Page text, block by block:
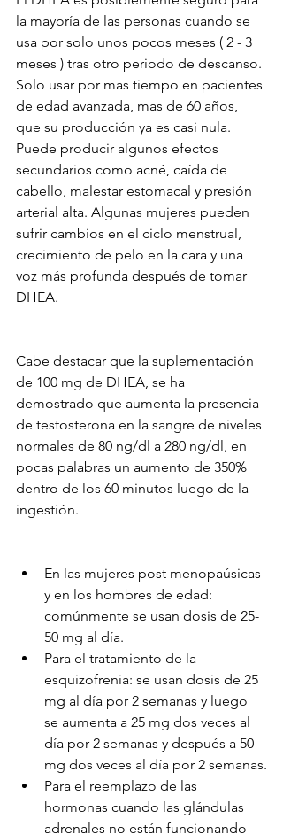
la mayoría de las personas cuando se
usa por solo unos pocos meses ( 2 - 3
meses ) tras otro periodo de descanso.
Solo usar por mas tiempo en pacientes
de edad avanzada, mas de 60 años,
que su producción ya es casi nula.
Puede producir algunos efectos
secundarios como acné, caída de
cabello, malestar estomacal y presión
arterial alta. Algunas mujeres pueden
sufrir cambios en el ciclo menstrual,
crecimiento de pelo en la cara y una
voz más profunda después de tomar
DHEA.
Cabe destacar que la suplementación
de 100 mg de DHEA, se ha
demostrado que aumenta la presencia
de testosterona en la sangre de niveles
normales de 80 ng/dl a 280 ng/dl, en
pocas palabras un aumento de 350%
dentro de los 60 minutos luego de la
ingestión.
En las mujeres post menopaúsicas
y en los hombres de edad:
comúnmente se usan dosis de 25-
50 mg al día.
Para el tratamiento de la
esquizofrenia: se usan dosis de 25
mg al día por 2 semanas y luego
se aumenta a 25 mg dos veces al
día por 2 semanas y después a 50
mg dos veces al día por 2 semanas.
Para el reemplazo de las
hormonas cuando las glándulas
adrenales no están funcionando